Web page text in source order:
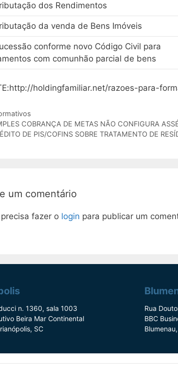
dos Rendimentos
da venda de Bens Imóveis
conforme novo Código Civil para
com comunhão parcial de bens
holdingfamiliar.net/razoes-para-
COBRANÇA DE METAS NÃO CONFIGURA
DE PIS/COFINS SOBRE TRATAMENTO DE
um comentário
fazer o login para publicar um
n. 1360, sala 1003
Beira Mar Continental
SC
Rua
BBC